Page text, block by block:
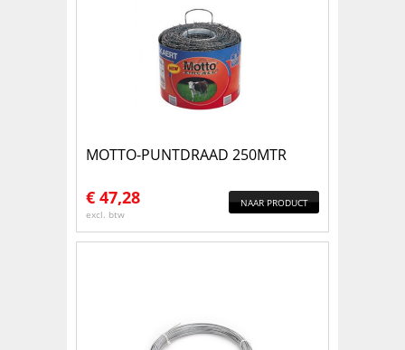
MOTTO-PUNTDRAAD 250MTR
€ 47,28
excl. btw
NAAR PRODUCT